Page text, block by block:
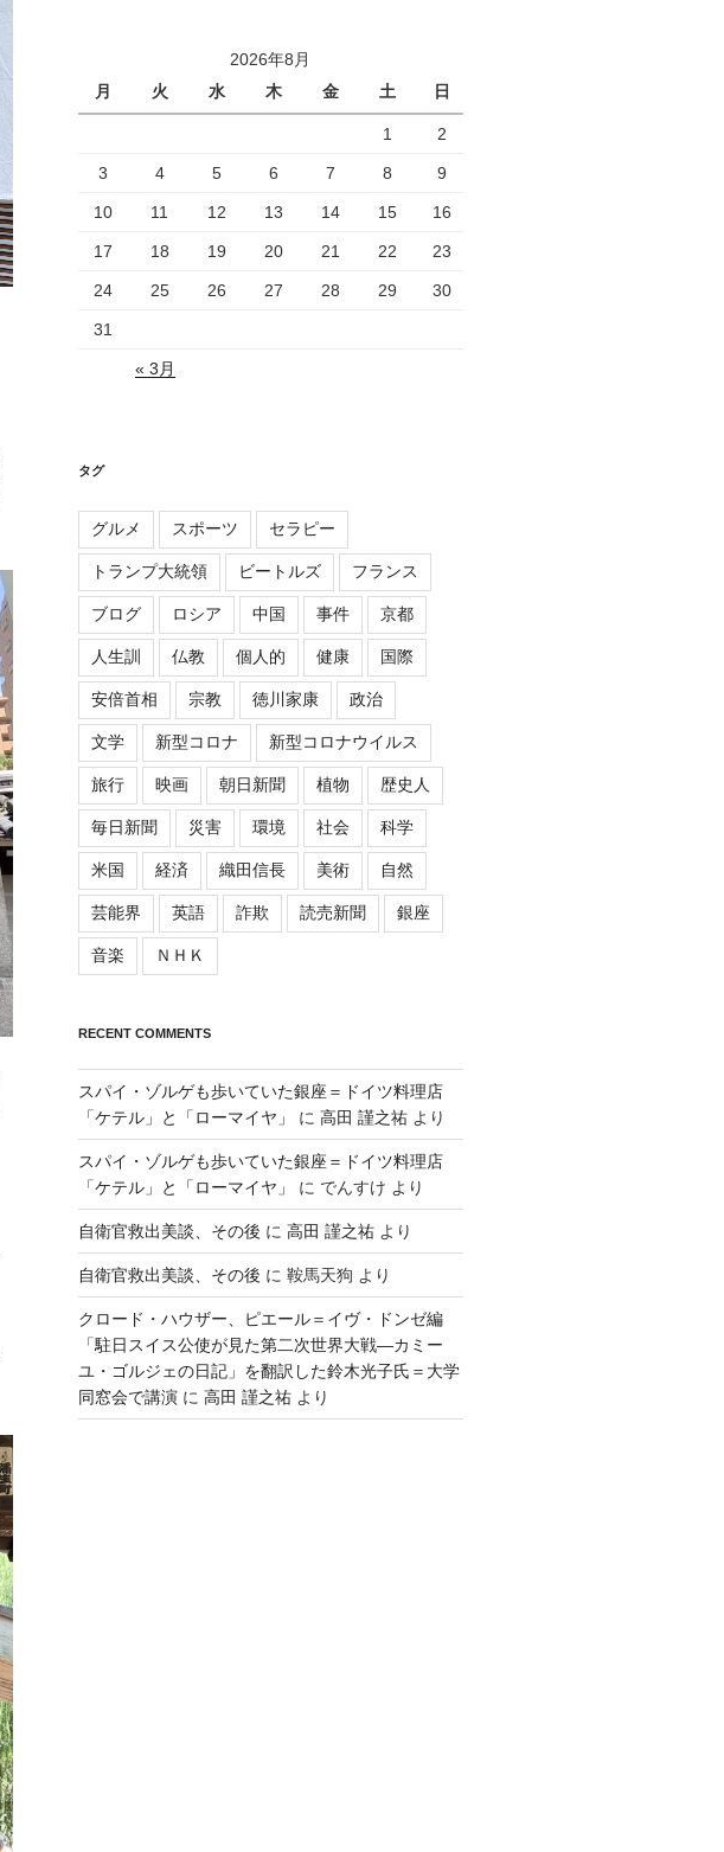
2026年8月
月
火 水 木 金 土 日
1 2
3 4 5 6 7 8 9
10 11 12 13 14 15 16
17 18 19 20 21 22 23
24 25 26 27 28 29 30
31
« 3月
タグ
グルメ スポーツ セラピー
トランプ大統領 ビートルズ フランス
ブログ ロシア 中国 事件 京都
人生訓 仏教 個人的 健康 国際
安倍首相 宗教 徳川家康 政治
文学 新型コロナ 新型コロナウイルス
旅行 映画 朝日新聞 植物 歴史人
毎日新聞 災害 環境 社会 科学
米国 経済 織田信長 美術 自然
芸能界 英語 詐欺 読売新聞 銀座
音楽 ＮＨＫ
RECENT COMMENTS
スパイ・ゾルゲも歩いていた銀座＝ドイツ料理店
「ケテル」と「ローマイヤ」
に 高田 謹之祐より
スパイ・ゾルゲも歩いていた銀座＝ドイツ料理店
「ケテル」と「ローマイヤ」
に でんすけ より
自衛官救出美談、その後 に 高田 謹之祐より
自衛官救出美談、その後 に 鞍馬天狗 より
クロード・ハウザー、ピエール＝イヴ・ドンゼ編
「駐日スイス公使が見た第二次世界大戦―カミー
ユ・ゴルジェの日記」を翻訳した鈴木光子氏＝大学
同窓会で講演に 高田 謹之祐より